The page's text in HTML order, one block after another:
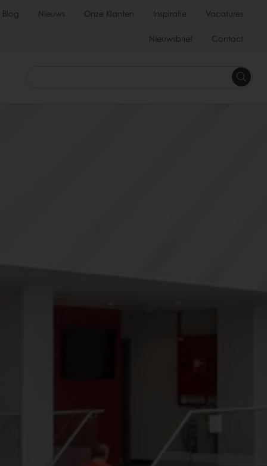
Blog Nieuws Onze Klanten Inspiratie Vacatures
Nieuwsbrief Contact